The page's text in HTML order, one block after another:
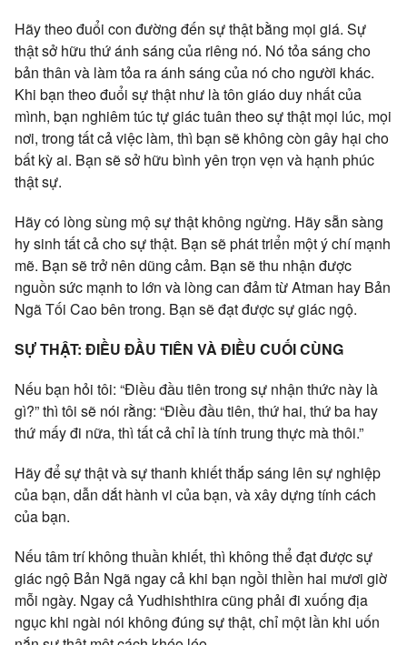
Hãy theo đuổi con đường đến sự thật bằng mọi giá. Sự
thật sở hữu thứ ánh sáng của riêng nó. Nó tỏa sáng cho
bản thân và làm tỏa ra ánh sáng của nó cho người khác.
Khi bạn theo đuổi sự thật như là tôn giáo duy nhất của
mình, bạn nghiêm túc tự giác tuân theo sự thật mọi lúc, mọi
nơi, trong tất cả việc làm, thì bạn sẽ không còn gây hại cho
bất kỳ ai. Bạn sẽ sở hữu bình yên trọn vẹn và hạnh phúc
thật sự.
Hãy có lòng sùng mộ sự thật không ngừng. Hãy sẵn sàng
hy sinh tất cả cho sự thật. Bạn sẽ phát triển một ý chí mạnh
mẽ. Bạn sẽ trở nên dũng cảm. Bạn sẽ thu nhận được
nguồn sức mạnh to lớn và lòng can đảm từ Atman hay Bản
Ngã Tối Cao bên trong. Bạn sẽ đạt được sự giác ngộ.
SỰ THẬT: ĐIỀU ĐẦU TIÊN VÀ ĐIỀU CUỐI CÙNG
Nếu bạn hỏi tôi: “Điều đầu tiên trong sự nhận thức này là
gì?” thì tôi sẽ nói rằng: “Điều đầu tiên, thứ hai, thứ ba hay
thứ mấy đi nữa, thì tất cả chỉ là tính trung thực mà thôi.”
Hãy để sự thật và sự thanh khiết thắp sáng lên sự nghiệp
của bạn, dẫn dắt hành vi của bạn, và xây dựng tính cách
của bạn.
Nếu tâm trí không thuần khiết, thì không thể đạt được sự
giác ngộ Bản Ngã ngay cả khi bạn ngồi thiền hai mươi giờ
mỗi ngày. Ngay cả Yudhishthira cũng phải đi xuống địa
ngục khi ngài nói không đúng sự thật, chỉ một lần khi uốn